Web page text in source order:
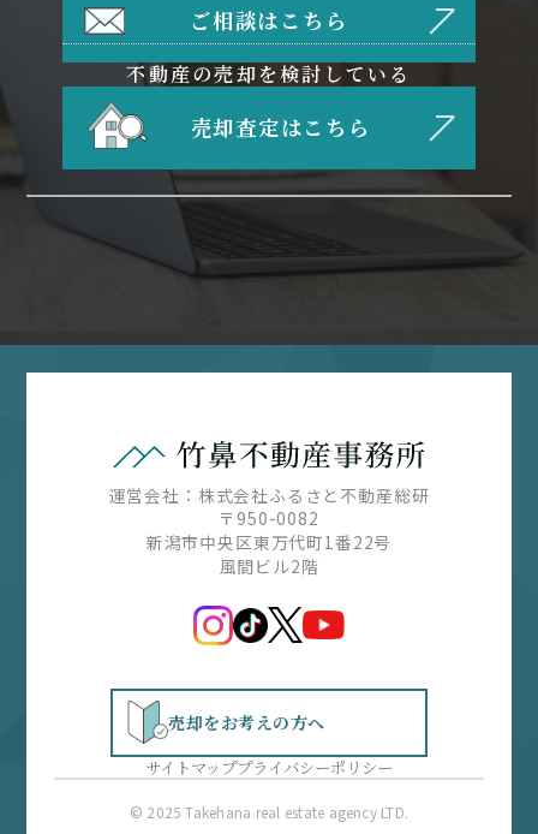
ご相談はこちら
不動産の売却を検討している
売却査定はこちら
無料お問い合わせはこちら
運営会社：株式会社ふるさと不動産総研
〒950-0082
新潟市中央区東万代町1番22号
風間ビル2階
売却をお考えの方へ
サイトマッププライバシーポリシー
© 2025 Takehana real estate agency LTD.